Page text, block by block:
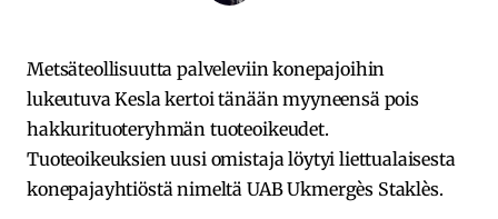
Metsäteollisuutta palveleviin konepajoihin
lukeutuva Kesla kertoi tänään myyneensä pois
hakkurituoteryhmän tuoteoikeudet.
Tuoteoikeuksien uusi omistaja löytyi liettualaisesta
konepajayhtiöstä nimeltä UAB Ukmergès Staklès.